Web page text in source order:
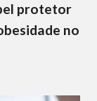
protetor
no